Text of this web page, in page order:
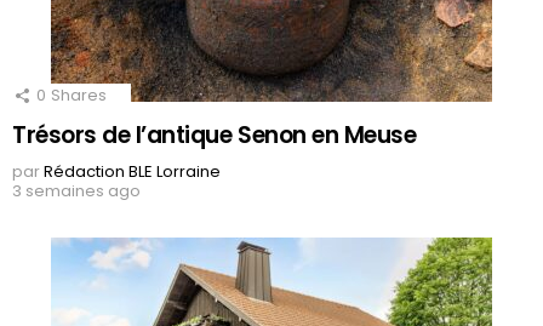
0 Shares
Trésors de l’antique Senon en Meuse
parRédaction BLE Lorraine
3 semaines ago